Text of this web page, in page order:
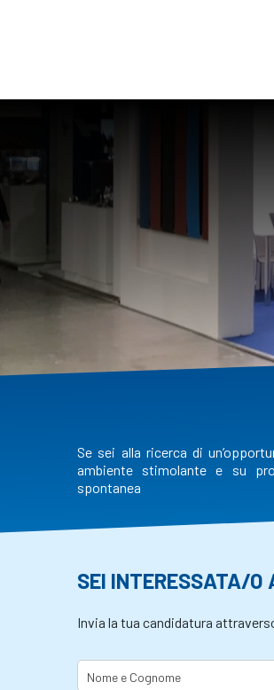
Se sei alla ricerca di
ambiente stimolante e su
spontanea
SEI INTERESSATA/O
Invia la tua candidatura